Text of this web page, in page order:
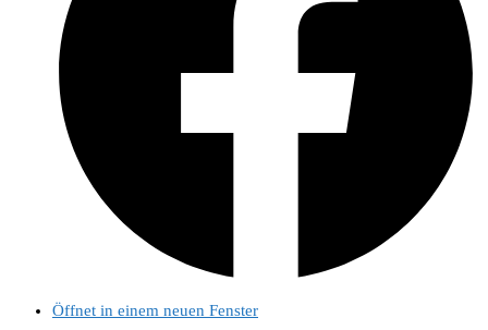
Öffnet in einem neuen Fenster